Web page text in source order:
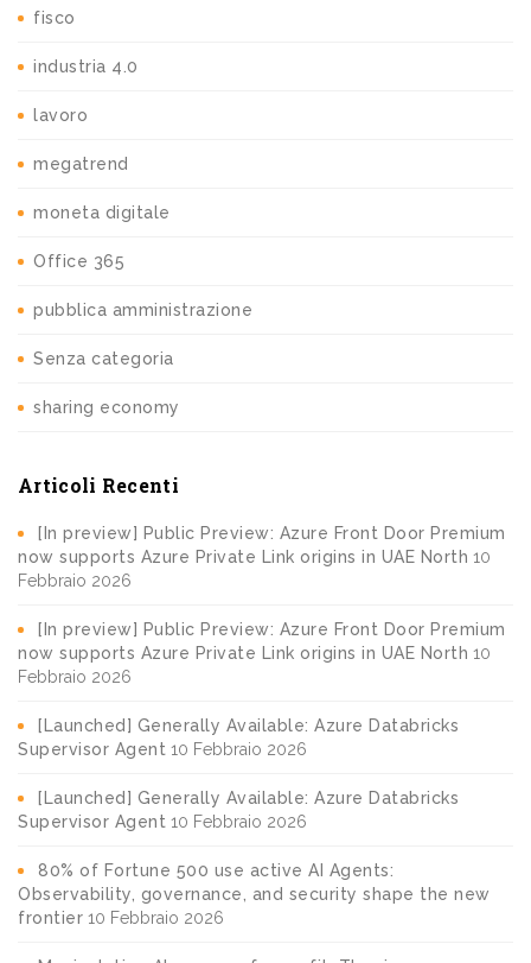
fisco
industria 4.0
lavoro
megatrend
moneta digitale
Office 365
pubblica amministrazione
Senza categoria
sharing economy
Articoli Recenti
[In preview] Public Preview: Azure Front Door Premium
now supports Azure Private Link origins in UAE North 10
Febbraio 2026
[In preview] Public Preview: Azure Front Door Premium
now supports Azure Private Link origins in UAE North 10
Febbraio 2026
[Launched] Generally Available: Azure Databricks
Supervisor Agent 10 Febbraio 2026
[Launched] Generally Available: Azure Databricks
Supervisor Agent 10 Febbraio 2026
80% of Fortune 500 use active AI Agents:
Observability, governance, and security shape the new
frontier 10 Febbraio 2026